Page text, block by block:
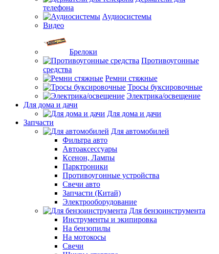
телефона
Аудиосистемы
Видео
Брелоки
Противоугонные
средства
Ремни стяжные
Тросы буксировочные
Электрика/освещение
Для дома и дачи
Для дома и дачи
Запчасти
Для автомобилей
Фильтра авто
Автоаксессуары
Ксенон, Лампы
Парктроники
Противоугонные устройства
Свечи авто
Запчасти (Китай)
Электрооборудование
Для бензоинструмента
Инструменты и экипировка
На бензопилы
На мотокосы
Свечи